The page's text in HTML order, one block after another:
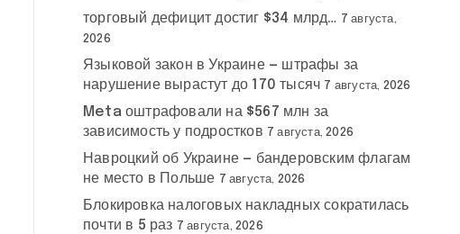
торговый дефицит достиг $34 млрд… 7 августа,
2026
Языковой закон в Украине — штрафы за
нарушение вырастут до 170 тысяч 7 августа, 2026
Meta оштрафовали на $567 млн за
зависимость у подростков 7 августа, 2026
Навроцкий об Украине — бандеровским флагам
не место в Польше 7 августа, 2026
Блокировка налоговых накладных сократилась
почти в 5 раз 7 августа, 2026